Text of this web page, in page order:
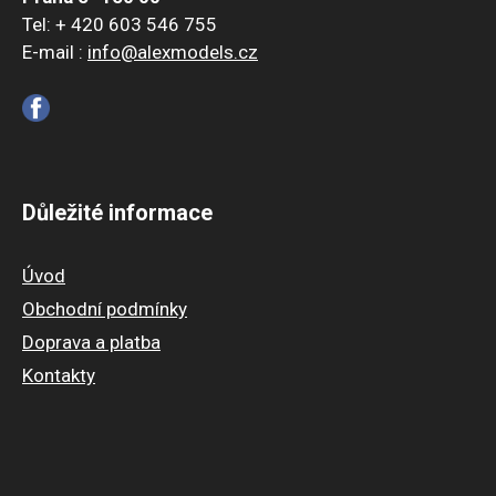
Tel: + 420 603 546 755
E-mail : info@alexmodels.cz
Důležité informace
Úvod
Obchodní podmínky
Doprava a platba
Kontakty